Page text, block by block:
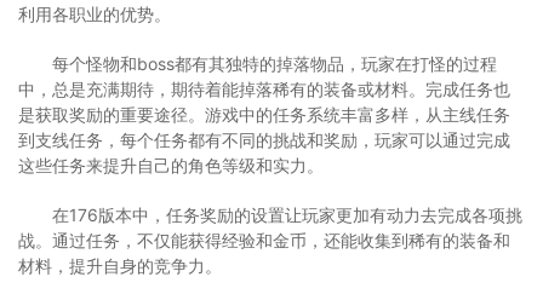
利用各职业的优势。
每个怪物和boss都有其独特的掉落物品，玩家在打怪的过程
中，总是充满期待，期待着能掉落稀有的装备或材料。完成任务也
是获取奖励的重要途径。游戏中的任务系统丰富多样，从主线任务
到支线任务，每个任务都有不同的挑战和奖励，玩家可以通过完成
这些任务来提升自己的角色等级和实力。
在176版本中，任务奖励的设置让玩家更加有动力去完成各项挑
战。通过任务，不仅能获得经验和金币，还能收集到稀有的装备和
材料，提升自身的竞争力。